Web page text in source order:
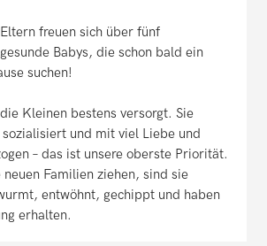
freuen sich über fünf
Babys, die schon bald ein
suchen!
Kleinen bestens versorgt. Sie
und mit viel Liebe und
– das ist unsere oberste Priorität.
neuen Familien ziehen, sind sie
entwöhnt, gechippt und haben
erhalten.